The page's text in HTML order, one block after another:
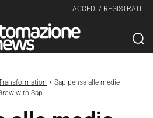
ACCEDI / REGISTRATI
Sap pensa alle medie
with Sap